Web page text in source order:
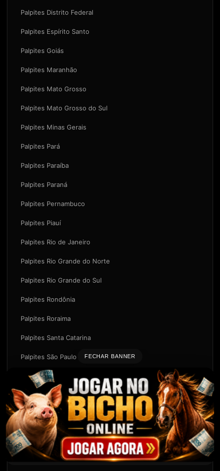
Palpites Distrito Federal
Palpites Espírito Santo
Palpites Goiás
Palpites Maranhão
Palpites Mato Grosso
Palpites Mato Grosso do Sul
Palpites Minas Gerais
Palpites Pará
Palpites Paraíba
Palpites Paraná
Palpites Pernambuco
Palpites Piauí
Palpites Rio de Janeiro
Palpites Rio Grande do Norte
Palpites Rio Grande do Sul
Palpites Rondônia
Palpites Roraima
Palpites Santa Catarina
Palpites São Paulo
Palpites Sergipe
Palpites Tocantins
CAPITAIS
Resultado Jogo do Bicho Aracaju de Hoje
FECHAR BANNER